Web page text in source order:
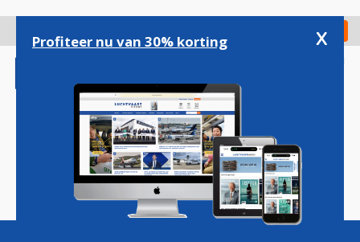
gaan
Check in
Magazine Podcasts Vacatures
Profiteer nu van 30% korting x